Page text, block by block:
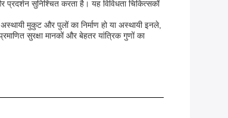
प्रदर्शन सुनिश्चित करता है। यह विविधता चिकित्सकों
मुकुट और पुलों का निर्माण हो या अस्थायी इनले,
सुरक्षा मानकों और बेहतर यांत्रिक गुणों का